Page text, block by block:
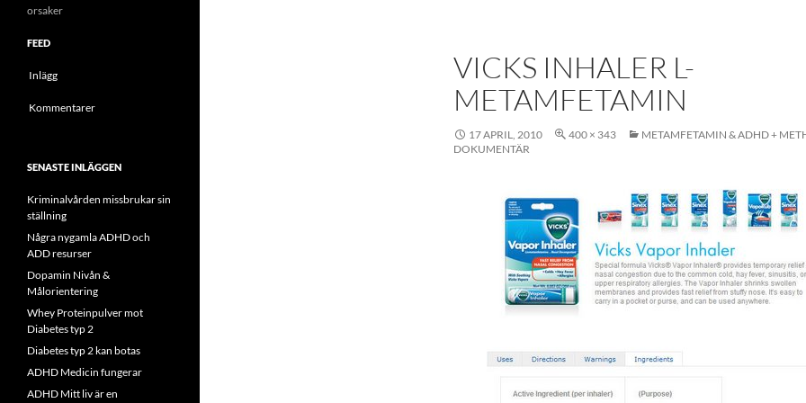
VICKS INHALER L-
METAMFETAMIN
17 APRIL, 2010 400 × 343
METAMFETAMIN & ADHD +
DOKUMENTÄR
orsaker
FEED
Inlägg
Kommentarer
SENASTE INLÄGGEN
Kriminalvården missbrukar sin
ställning
Några nygamla ADHD och
ADD resurser
Dopamin Nivån &
Målorientering
Whey Proteinpulver mot
Diabetes typ 2
Diabetes typ 2 kan botas
ADHD Medicin fungerar
ADHD Mitt liv är en